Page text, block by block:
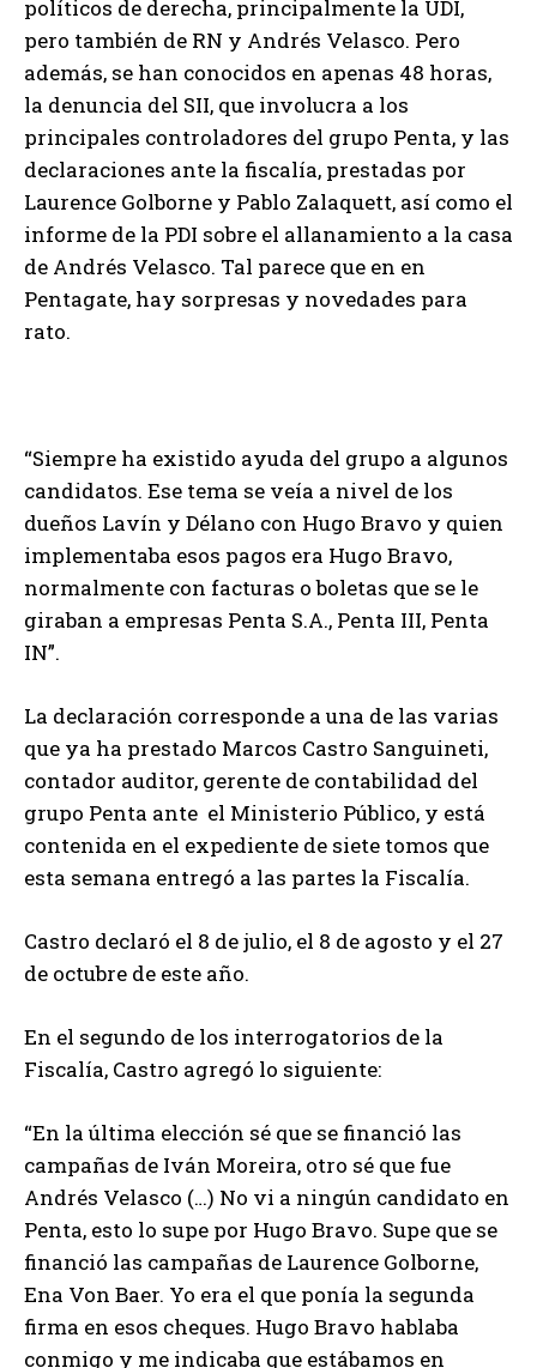
políticos de derecha, principalmente la UDI,
pero también de RN y Andrés Velasco. Pero
además, se han conocidos en apenas 48 horas,
la denuncia del SII, que involucra a los
principales controladores del grupo Penta, y las
declaraciones ante la fiscalía, prestadas por
Laurence Golborne y Pablo Zalaquett, así como el
informe de la PDI sobre el allanamiento a la casa
de Andrés Velasco. Tal parece que en en
Pentagate, hay sorpresas y novedades para
rato.
“Siempre ha existido ayuda del grupo a algunos
candidatos. Ese tema se veía a nivel de los
dueños Lavín y Délano con Hugo Bravo y quien
implementaba esos pagos era Hugo Bravo,
normalmente con facturas o boletas que se le
giraban a empresas Penta S.A., Penta III, Penta
IN”.
La declaración corresponde a una de las varias
que ya ha prestado Marcos Castro Sanguineti,
contador auditor, gerente de contabilidad del
grupo Penta ante el Ministerio Público, y está
contenida en el expediente de siete tomos que
esta semana entregó a las partes la Fiscalía.
Castro declaró el 8 de julio, el 8 de agosto y el 27
de octubre de este año.
En el segundo de los interrogatorios de la
Fiscalía, Castro agregó lo siguiente:
“En la última elección sé que se financió las
campañas de Iván Moreira, otro sé que fue
Andrés Velasco (…) No vi a ningún candidato en
Penta, esto lo supe por Hugo Bravo. Supe que se
financió las campañas de Laurence Golborne,
Ena Von Baer. Yo era el que ponía la segunda
firma en esos cheques. Hugo Bravo hablaba
conmigo y me indicaba que estábamos en